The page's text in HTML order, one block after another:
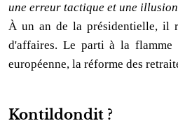
une erreur tactique et une
À un an de la présidentielle, il
d'affaires. Le parti à la flamme
européenne, la réforme des
Kontildondit ?